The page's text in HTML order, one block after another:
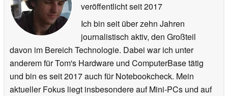
veröffentlichtseit 2017
Ich bin seit über zehn Jahren
journalistisch aktiv, den Großteil
davon im Bereich Technologie. Dabei war ich unter
anderem für Tom's Hardware und ComputerBase tätig
und bin es seit 2017 auch für Notebookcheck. Mein
aktueller Fokus liegt insbesondere auf Mini-PCs und auf